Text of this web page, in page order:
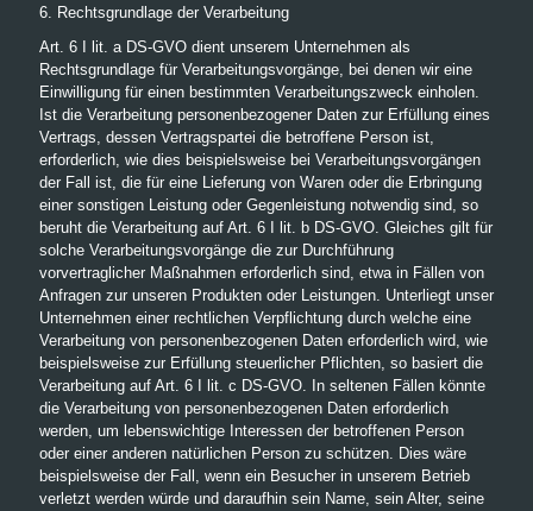
6. Rechtsgrundlage der Verarbeitung
Art. 6 I lit. a DS-GVO dient unserem Unternehmen als
Rechtsgrundlage für Verarbeitungsvorgänge, bei denen wir eine
Einwilligung für einen bestimmten Verarbeitungszweck einholen.
Ist die Verarbeitung personenbezogener Daten zur Erfüllung eines
Vertrags, dessen Vertragspartei die betroffene Person ist,
erforderlich, wie dies beispielsweise bei Verarbeitungsvorgängen
der Fall ist, die für eine Lieferung von Waren oder die Erbringung
einer sonstigen Leistung oder Gegenleistung notwendig sind, so
beruht die Verarbeitung auf Art. 6 I lit. b DS-GVO. Gleiches gilt für
solche Verarbeitungsvorgänge die zur Durchführung
vorvertraglicher Maßnahmen erforderlich sind, etwa in Fällen von
Anfragen zur unseren Produkten oder Leistungen. Unterliegt unser
Unternehmen einer rechtlichen Verpflichtung durch welche eine
Verarbeitung von personenbezogenen Daten erforderlich wird, wie
beispielsweise zur Erfüllung steuerlicher Pflichten, so basiert die
Verarbeitung auf Art. 6 I lit. c DS-GVO. In seltenen Fällen könnte
die Verarbeitung von personenbezogenen Daten erforderlich
werden, um lebenswichtige Interessen der betroffenen Person
oder einer anderen natürlichen Person zu schützen. Dies wäre
beispielsweise der Fall, wenn ein Besucher in unserem Betrieb
verletzt werden würde und daraufhin sein Name, sein Alter, seine